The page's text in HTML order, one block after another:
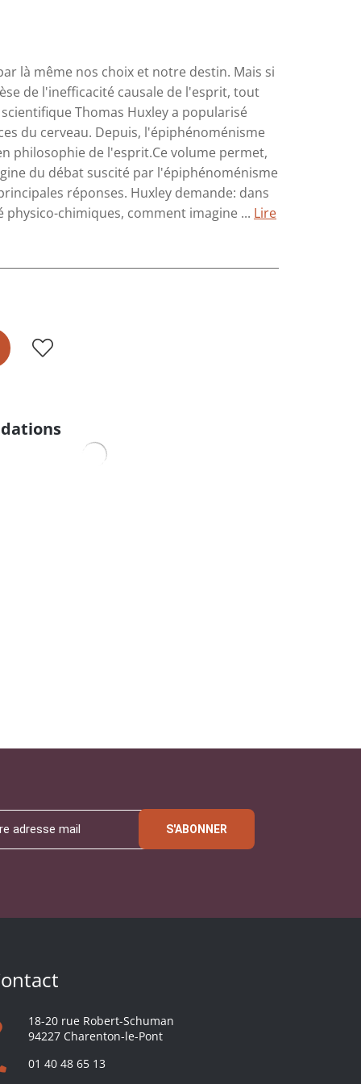
là même nos choix et notre destin. Mais si
de l'inefficacité causale de l'esprit, tout
Thomas Huxley a popularisé
du cerveau. Depuis, l'épiphénoménisme
philosophie de l'esprit.Ce volume permet,
du débat suscité par l'épiphénoménisme
réponses. Huxley demande: dans
chimiques, comment imagine ... Lire
S'ABONNER
18-20 rue Robert-Schuman
94227 Charenton-le-Pont
01 40 48 65 13